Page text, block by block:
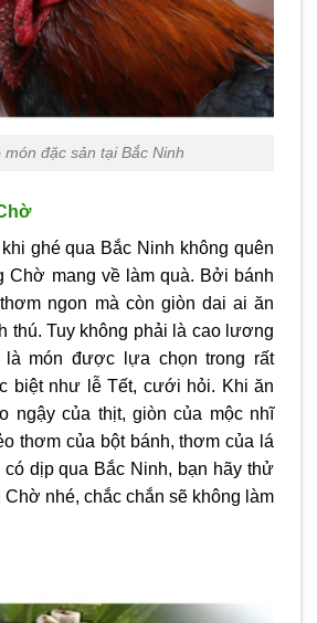
món đặc sản tại Bắc Ninh
ghé qua Bắc Ninh không quên
Chờ mang về làm quà. Bởi bánh
ngon mà còn giòn dai ai ăn
thú. Tuy không phải là cao lương
món được lựa chọn trong rất
biệt như lễ Tết, cưới hỏi. Khi ăn
ngậy của thịt, giòn của mộc nhĩ
thơm của bột bánh, thơm của lá
có dịp qua Bắc Ninh, bạn hãy thử
Chờ nhé, chắc chắn sẽ không làm